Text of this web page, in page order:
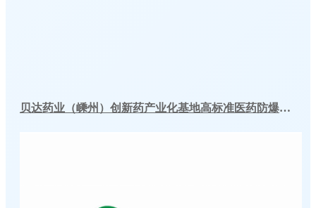
贝达药业（嵊州）创新药产业化基地高标准医药防爆冷库建造工程案例